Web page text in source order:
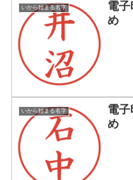
いから始まる名字
電子
め
いから始まる名字
電子
め